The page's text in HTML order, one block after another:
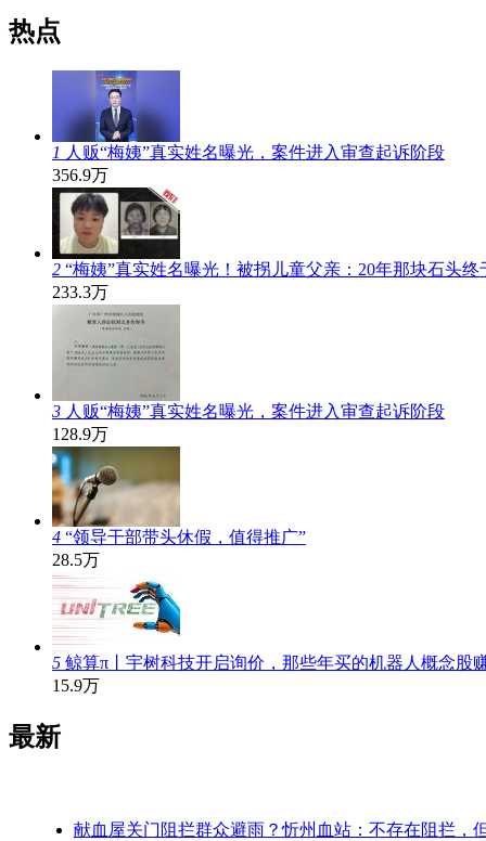
热点
1 人贩“梅姨”真实姓名曝光，案件进入审查起诉阶段
356.9万
2 “梅姨”真实姓名曝光！被拐儿童父亲：20年那块石头终
233.3万
3 人贩“梅姨”真实姓名曝光，案件进入审查起诉阶段
128.9万
4 “领导干部带头休假，值得推广”
28.5万
5 鲸算π丨宇树科技开启询价，那些年买的机器人概念股
15.9万
最新
献血屋关门阻拦群众避雨？忻州血站：不存在阻拦，